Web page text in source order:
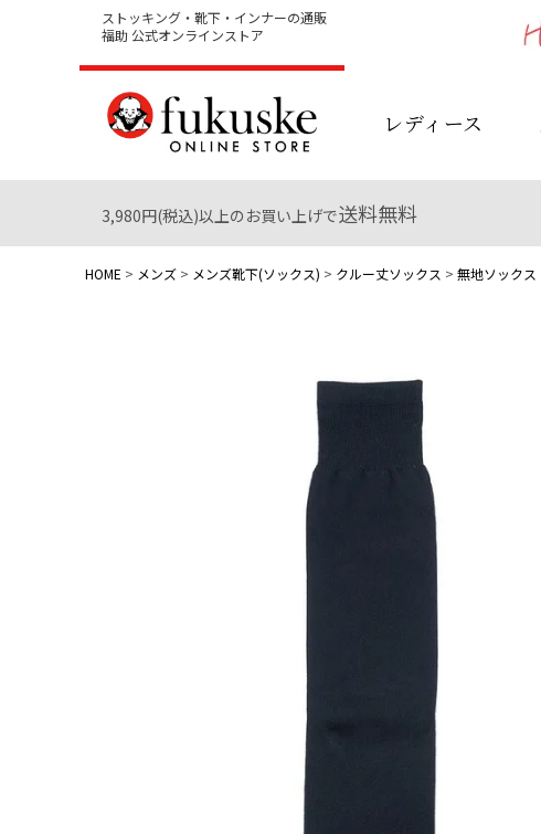
ストッキング・靴下・インナーの通販
福助 公式オンラインストア
レディース
3,980円(税込)以上のお買い上げで送料無料
HOME メンズ メンズ靴下(ソックス) クルー丈ソックス 無地ソックス